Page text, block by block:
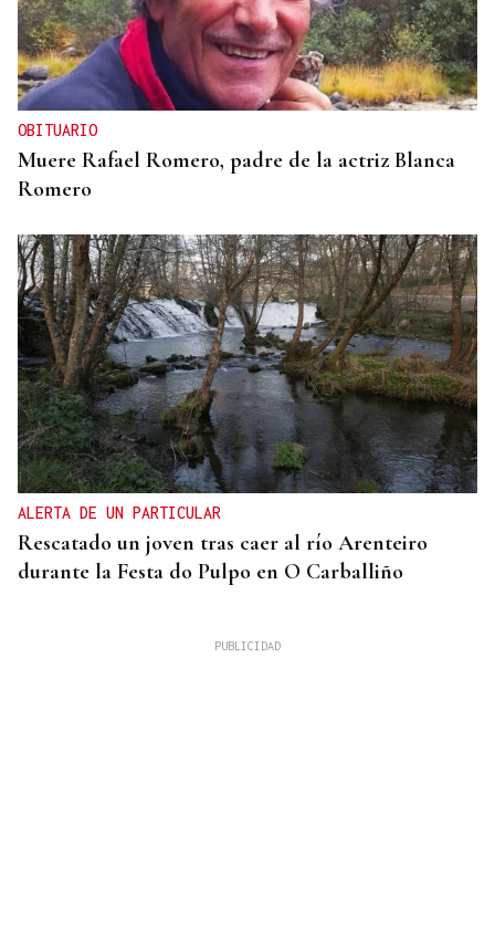
OBITUARIO
Muere Rafael Romero, padre de la actriz Blanca
Romero
ALERTA DE UN PARTICULAR
Rescatado un joven tras caer al río Arenteiro
durante la Festa do Pulpo en O Carballiño